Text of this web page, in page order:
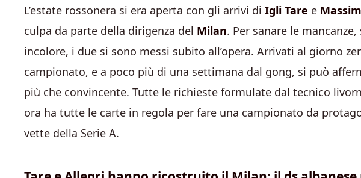
L’estate rossonera si era aperta con gli arrivi di Igli Tare e
culpa da parte della dirigenza del Milan. Per sanare le
incolore, i due si sono messi subito all’opera. Arrivati al giorno
campionato, e a poco più di una settimana dal gong, si può
più che convincente. Tutte le richieste formulate dal tecnico
ora ha tutte le carte in regola per fare una campionato da
vette della Serie A.